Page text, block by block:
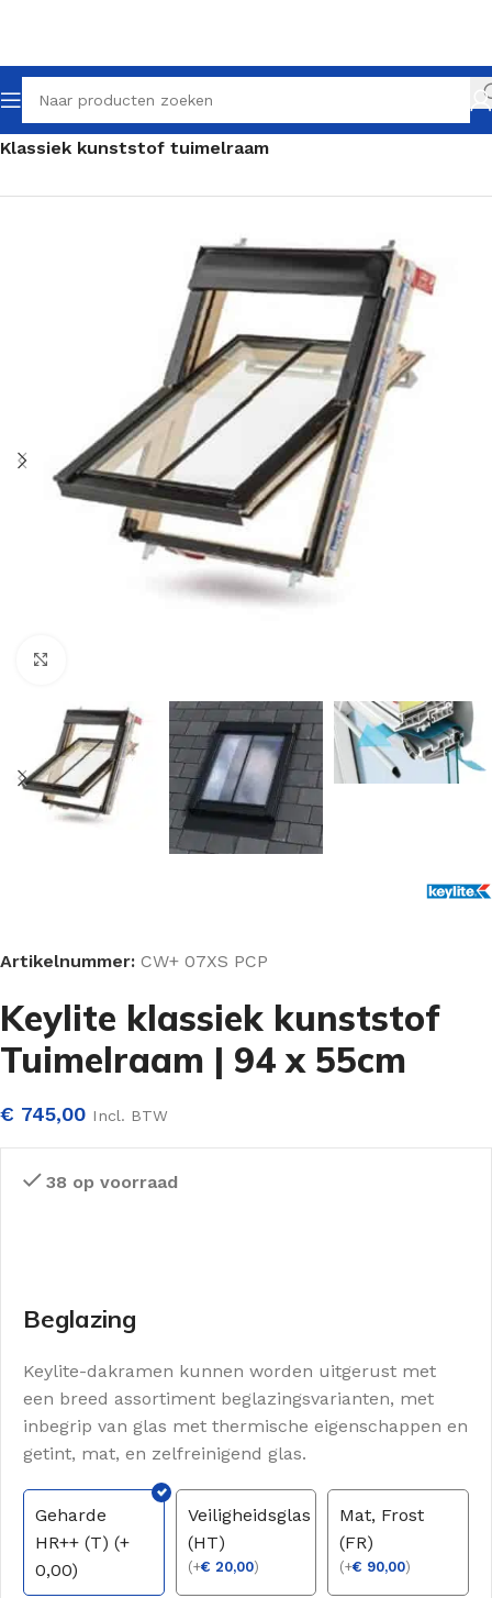
Home Klassieke dakramen Klassieke tuimelramen
Klassiek kunststof tuimelraam
Artikelnummer: CW+ 07XS PCP
Keylite klassiek kunststof
Tuimelraam | 94 x 55cm
€ 745,00 Incl. BTW
38 op voorraad
Beglazing
Keylite-dakramen kunnen worden uitgerust met
een breed assortiment beglazingsvarianten, met
inbegrip van glas met thermische eigenschappen en
getint, mat, en zelfreinigend glas.
Geharde
HR++ (T) (+
0,00)
Veiligheidsglas
(HT)
(+€ 20,00)
Mat, Frost
(FR)
(+€ 90,00)